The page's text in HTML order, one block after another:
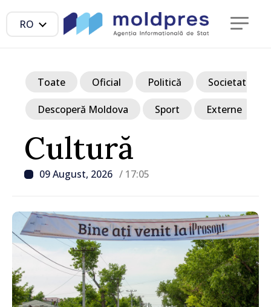
RO
Cultură
09 August, 2026 / 17:05
Toate Oficial Politică Societate
Descoperă Moldova Sport Externe